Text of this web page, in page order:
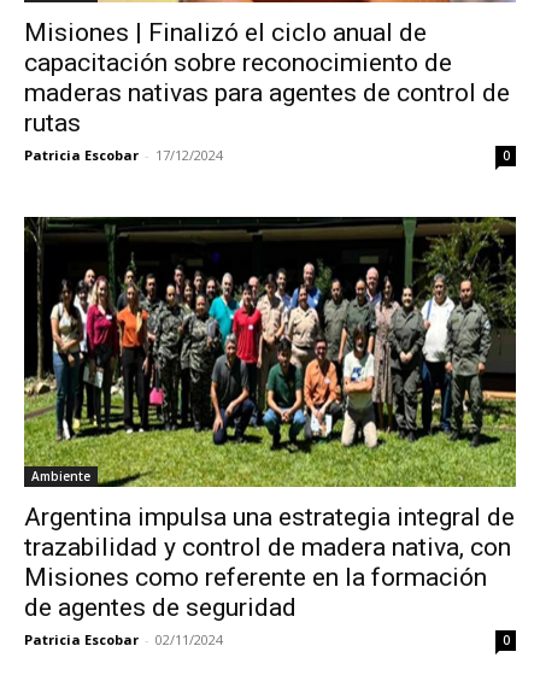
Misiones | Finalizó el ciclo anual de
capacitación sobre reconocimiento de
maderas nativas para agentes de control de
rutas
Patricia Escobar - 17/12/2024 0
Ambiente
Argentina impulsa una estrategia integral de
trazabilidad y control de madera nativa, con
Misiones como referente en la formación
de agentes de seguridad
Patricia Escobar - 02/11/2024 0